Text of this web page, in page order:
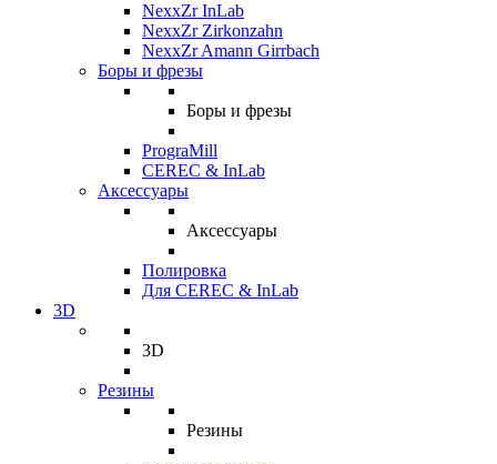
NexxZr InLab
NexxZr Zirkonzahn
NexxZr Amann Girrbach
Боры и фрезы
Боры и фрезы
PrograMill
CEREC & InLab
Аксессуары
Аксессуары
Полировка
Для CEREC & InLab
3D
3D
Резины
Резины